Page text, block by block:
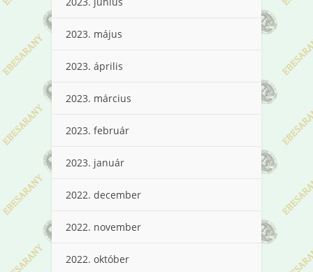
2023. május
2023. április
2023. március
2023. február
2023. január
2022. december
2022. november
2022. október